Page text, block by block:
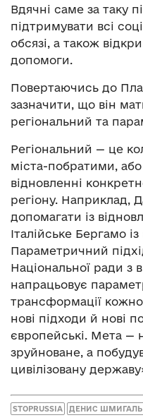
Вдячні саме за таку
підтримувати всі
обсязі, а також
допомоги.
Повертаючись до
зазначити, що він
регіональний та
Регіональний — це
міста-побратими,
відновленні
регіону. Наприклад,
допомагати із
Італійське Бергамо
Параметричний
Національної ради з
напрацьовує
трансформації
нові підходи й нові
європейські. Мета —
зруйноване, а
цивілізовану
STOPRUSSIA ДЕНИС ШМИГАЛЬ